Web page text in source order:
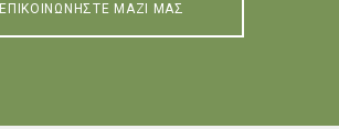
ΕΠΙΚΟΙΝΩΝΗΣΤΕ ΜΑΖΙ ΜΑΣ